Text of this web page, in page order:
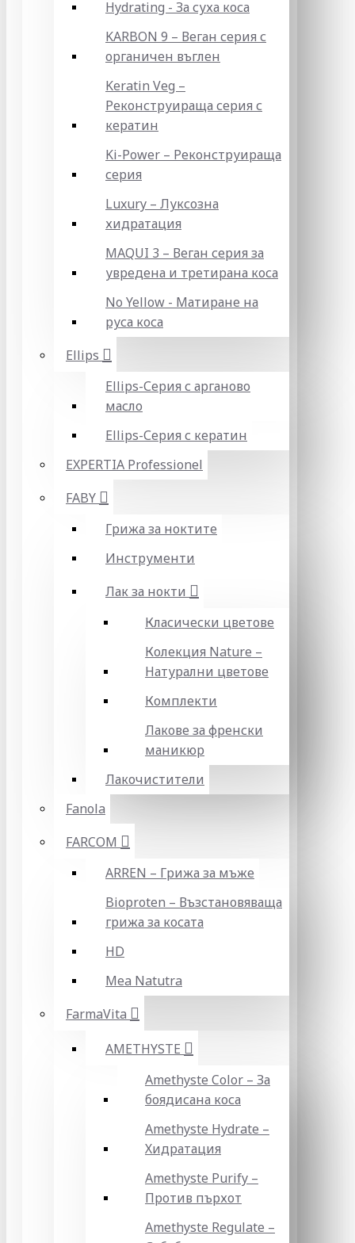
Hydrating - За суха коса
KARBON 9 – Веган серия с
органичен въглен
Keratin Veg –
Реконструираща серия с
кератин
Ki-Power – Реконструираща
серия
Luxury – Луксозна
хидратация
MAQUI 3 – Веган серия за
увредена и третирана коса
No Yellow - Матиране на
руса коса
Ellips
Ellips-Серия с арганово
масло
Ellips-Серия с кератин
EXPERTIA Professionel
FABY
Грижа за ноктите
Инструменти
Лак за нокти
Класически цветове
Колекция Nature –
Натурални цветове
Комплекти
Лакове за френски
маникюр
Лакочистители
Fanola
FARCOM
ARREN – Грижа за мъже
Bioproten – Възстановяваща
грижа за косата
HD
Mea Natutra
FarmaVita
AMETHYSTE
Amethyste Color – За
боядисана коса
Amethyste Hydrate –
Хидратация
Amethyste Purify –
Против пърхот
Amethyste Regulate –